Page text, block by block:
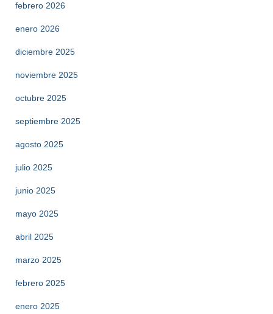
febrero 2026
enero 2026
diciembre 2025
noviembre 2025
octubre 2025
septiembre 2025
agosto 2025
julio 2025
junio 2025
mayo 2025
abril 2025
marzo 2025
febrero 2025
enero 2025